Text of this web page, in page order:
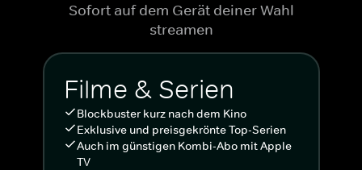
Sofort auf dem Gerät deiner Wahl
streamen
Filme & Serien
Blockbuster kurz nach dem Kino
Exklusive und preisgekrönte Top-Serien
Auch im günstigen Kombi-Abo mit Apple
TV